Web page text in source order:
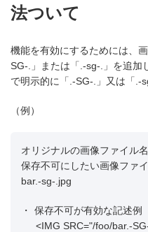
法ついて
機能を有効にするためには、
SG-.」または「.-sg-.」を追加
で明示的に「.-SG-.」又は「.-
（例）
オリジナルの画像ファイル
保存不可にしたい画像フ
bar.-sg-.jpg
・
保存不可が有効な記述例
<IMG SRC="/foo/bar.-